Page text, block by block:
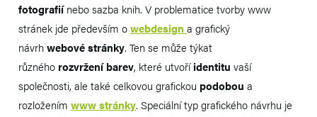
fotografiínebo sazba knih. V problematice tvorby www
stránek jde především owebdesign a grafický
návrhwebové stránky. Ten se může týkat
různého rozvržení barev, které utvoříidentitu vaší
společnosti, ale také celkovou grafickou podobou a
rozložením www stránky. Speciální typ grafického návrhu je